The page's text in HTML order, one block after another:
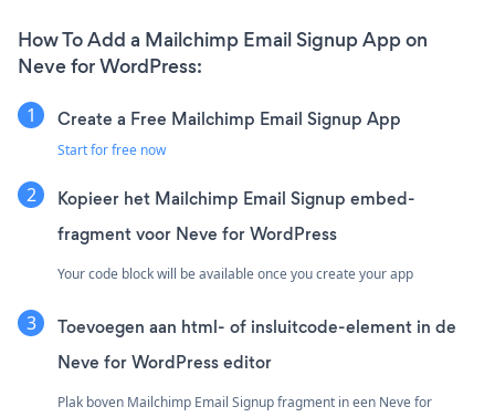
How To Add a Mailchimp Email Signup App on
Neve for WordPress:
Create a Free Mailchimp Email Signup App
Start for free now
Kopieer het Mailchimp Email Signup embed-
fragment voor Neve for WordPress
Your code block will be available once you create your app
Toevoegen aan html- of insluitcode-element in de
Neve for WordPress editor
Plak boven Mailchimp Email Signup fragment in een Neve for